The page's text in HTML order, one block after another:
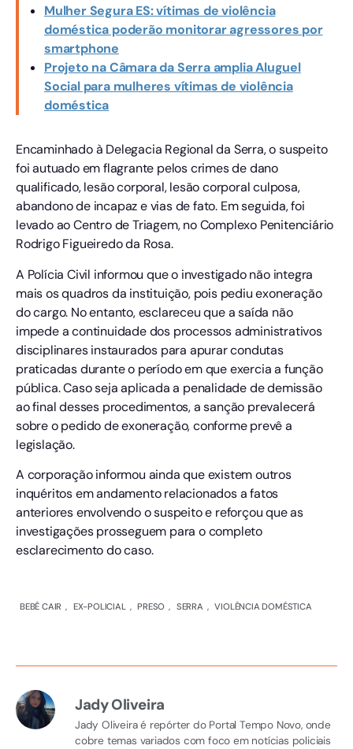
Mulher Segura ES: vítimas de violência
doméstica poderão monitorar agressores por
smartphone
Projeto na Câmara da Serra amplia Aluguel
Social para mulheres vítimas de violência
doméstica
Encaminhado à Delegacia Regional da Serra, o suspeito
foi autuado em flagrante pelos crimes de dano
qualificado, lesão corporal, lesão corporal culposa,
abandono de incapaz e vias de fato. Em seguida, foi
levado ao Centro de Triagem, no Complexo Penitenciário
Rodrigo Figueiredo da Rosa.
A Polícia Civil informou que o investigado não integra
mais os quadros da instituição, pois pediu exoneração
do cargo. No entanto, esclareceu que a saída não
impede a continuidade dos processos administrativos
disciplinares instaurados para apurar condutas
praticadas durante o período em que exercia a função
pública. Caso seja aplicada a penalidade de demissão
ao final desses procedimentos, a sanção prevalecerá
sobre o pedido de exoneração, conforme prevê a
legislação.
A corporação informou ainda que existem outros
inquéritos em andamento relacionados a fatos
anteriores envolvendo o suspeito e reforçou que as
investigações prosseguem para o completo
esclarecimento do caso.
BEBÊ CAIR , EX-POLICIAL , PRESO , SERRA , VIOLÊNCIA DOMÉSTICA
Jady Oliveira
Jady Oliveira é repórter do Portal Tempo Novo, onde
cobre temas variados com foco em notícias policiais